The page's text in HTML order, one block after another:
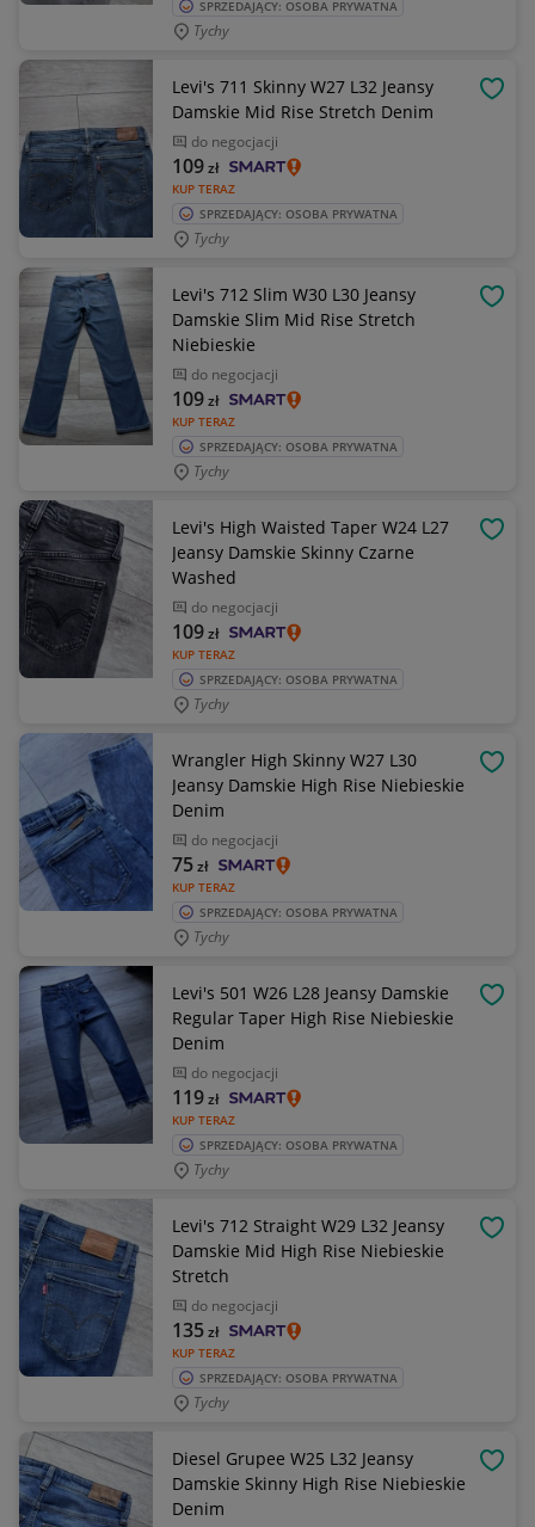
SPRZEDAJĄCY: OSOBA PRYWATNA
Tychy
Levi's 711 Skinny W27 L32 Jeansy
Damskie Mid Rise Stretch Denim
do negocjacji
KUP TERAZ
109zł
SPRZEDAJĄCY: OSOBA PRYWATNA
Tychy
Levi's 712 Slim W30 L30 Jeansy
Damskie Slim Mid Rise Stretch
Niebieskie
do negocjacji
KUP TERAZ
109zł
SPRZEDAJĄCY: OSOBA PRYWATNA
Tychy
Levi's High Waisted Taper W24 L27
Jeansy Damskie Skinny Czarne
Washed
do negocjacji
KUP TERAZ
109zł
SPRZEDAJĄCY: OSOBA PRYWATNA
Tychy
Wrangler High Skinny W27 L30
Jeansy Damskie High Rise Niebieskie
Denim
do negocjacji
KUP TERAZ
75zł
SPRZEDAJĄCY: OSOBA PRYWATNA
Tychy
Levi's 501 W26 L28 Jeansy Damskie
Regular Taper High Rise Niebieskie
Denim
do negocjacji
KUP TERAZ
119zł
SPRZEDAJĄCY: OSOBA PRYWATNA
Tychy
Levi's 712 Straight W29 L32 Jeansy
Damskie Mid High Rise Niebieskie
Stretch
do negocjacji
KUP TERAZ
135zł
SPRZEDAJĄCY: OSOBA PRYWATNA
Tychy
Diesel Grupee W25 L32 Jeansy
Damskie Skinny High Rise Niebieskie
Denim